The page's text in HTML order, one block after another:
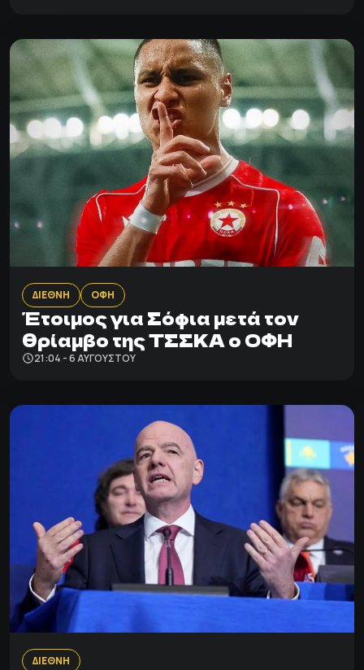
ΔΙΕΘΝΗ ΟΦΗ
Έτοιμος για Σόφια μετά τον
θρίαμβο της ΤΣΣΚΑ ο ΟΦΗ
21:04 - 6 ΑΥΓΟΎΣΤΟΥ
ΔΙΕΘΝΗ